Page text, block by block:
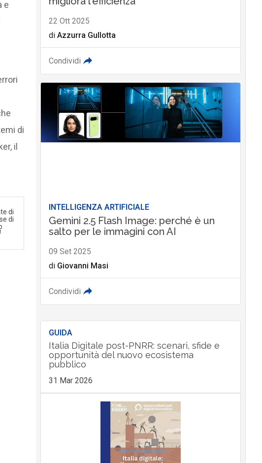
e
di
il
di
di
22 Ott 2025
di Azzurra Gullotta
Condividi
INTELLIGENZA ARTIFICIALE
Gemini 2.5 Flash Image: perché è un
salto per le immagini con AI
09 Set 2025
di Giovanni Masi
Condividi
GUIDA
Italia Digitale post-PNRR: scenari, sfide e
opportunità del nuovo ecosistema
pubblico
31 Mar 2026